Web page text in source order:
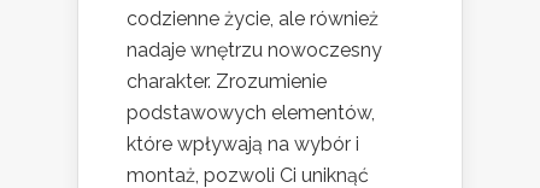
codzienne życie, ale również
nadaje wnętrzu nowoczesny
charakter. Zrozumienie
podstawowych elementów,
które wpływają na wybór i
montaż, pozwoli Ci uniknąć